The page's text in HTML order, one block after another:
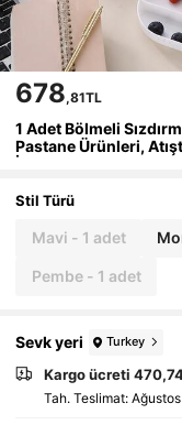
678,81TL
1 Adet Bölmeli
Pastane Ürünleri,
İçin Uygun Çok Amaçlı
at İçin Uygun
Stil Türü
Mavi - 1 adet
Pembe - 1 adet
Sevk yeri Turkey
Kargo ücreti
Tah. Teslimat: